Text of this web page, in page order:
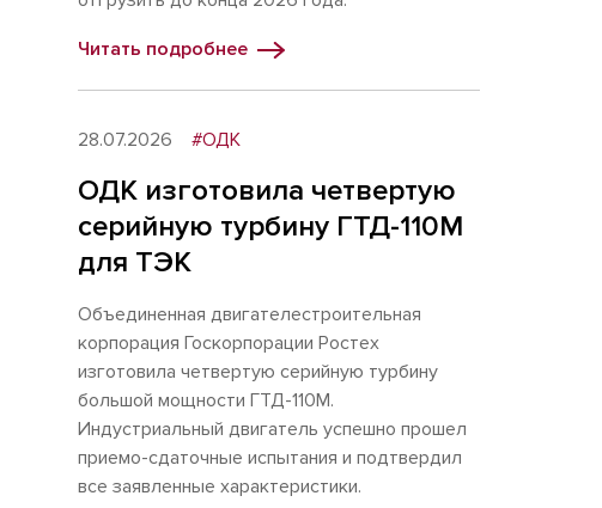
Читать подробнее
28.07.2026 #ОДК
ОДК изготовила четвертую
серийную турбину ГТД-110М
для ТЭК
Объединенная двигателестроительная
корпорация Госкорпорации Ростех
изготовила четвертую серийную турбину
большой мощности ГТД-110М.
Индустриальный двигатель успешно прошел
приемо-сдаточные испытания и подтвердил
все заявленные характеристики.